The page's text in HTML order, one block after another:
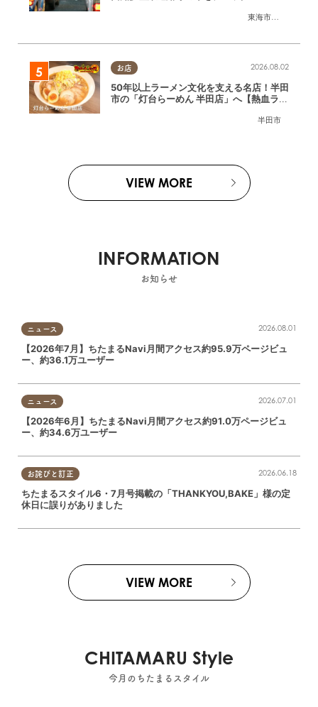
東海市
,大府市
お店
半田市
2026.08.02
50年以上ラーメン文化を支える名店！半田
市の「灯台らーめん 半田店」へ【熱血ラー
VIEW MORE
INFORMATION
お知らせ
ニュース 2026.08.01
【2026年7月】ちたまるNavi月間アクセス約95.9万ページビュ
ー、約36.1万ユーザー
ニュース 2026.07.01
【2026年6月】ちたまるNavi月間アクセス約91.0万ページビュ
ー、約34.6万ユーザー
お詫びと訂正 2026.06.18
ちたまるスタイル6・7月号掲載の「THANKYOU,BAKE」様の定
休日に誤りがありました
VIEW MORE
CHITAMARU Style
今月のちたまるスタイル